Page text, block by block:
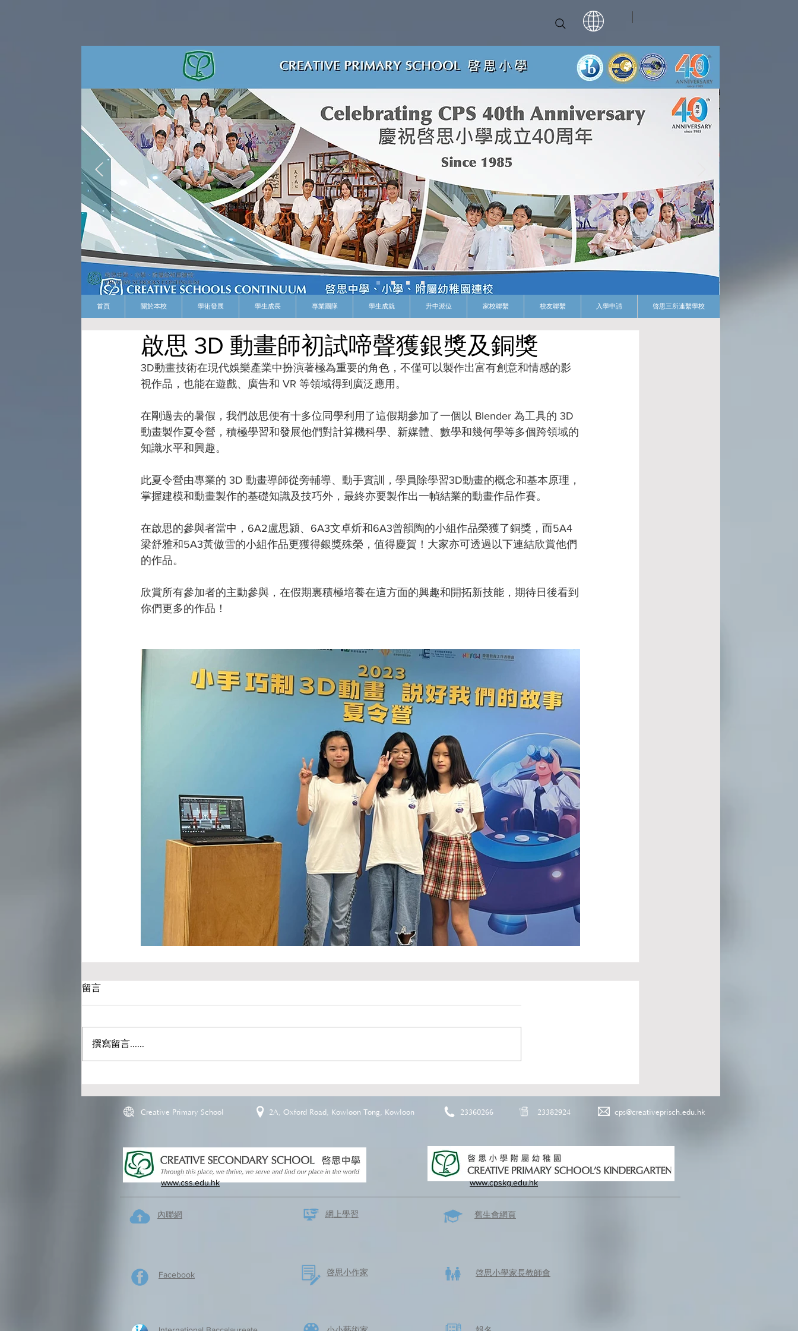
首頁 關於本校 學術發展 學生成長 專業團隊 學生成就 升中派位 家校聯繫 校友聯繫 入學申請 啓思三所連繫學校
啟思 3D 動畫師初試啼聲獲銀獎及銅獎
3D動畫技術在現代娛樂產業中扮演著極為重要的角色，不僅可以製作出富有創意和情感的影
視作品，也能在遊戲、廣告和 VR 等領域得到廣泛應用。
在剛過去的暑假，我們啟思便有十多位同學利用了這假期參加了一個以 Blender 為工具的 3D
動畫製作夏令營，積極學習和發展他們對計算機科學、新媒體、數學和幾何學等多個跨領域的
知識水平和興趣。
此夏令營由專業的 3D 動畫導師從旁輔導、動手實訓，學員除學習3D動畫的概念和基本原理，
掌握建模和動畫製作的基礎知識及技巧外，最終亦要製作出一幀結業的動畫作品作賽。
在啟思的參與者當中，6A2盧思潁、6A3文卓炘和6A3曾韻陶的小組作品榮獲了銅獎，而5A4
梁舒雅和5A3黃傲雪的小組作品更獲得銀獎殊榮，值得慶賀！大家亦可透過以下連結欣賞他們
的作品。
欣賞所有參加者的主動參與，在假期裏積極培養在這方面的興趣和開拓新技能，期待日後看到
你們更多的作品！
留言
撰寫留言......
Creative Primary School 2A, Oxford Road, Kowloon Tong, Kowloon 23360266 23382924 cps@creativeprisch.edu.hk
www.css.edu.hk www.cpskg.edu.hk
內聯網
Facebook
網上學習 ​舊生會網頁
啓思​小作家 ​啓思小學家長教師會